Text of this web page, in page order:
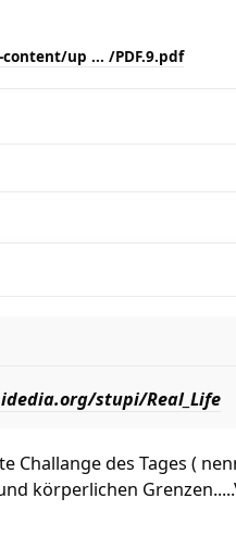
up ... /PDF.9.pdf
stupi/Real_Life
Challange des Tages (
körperlichen